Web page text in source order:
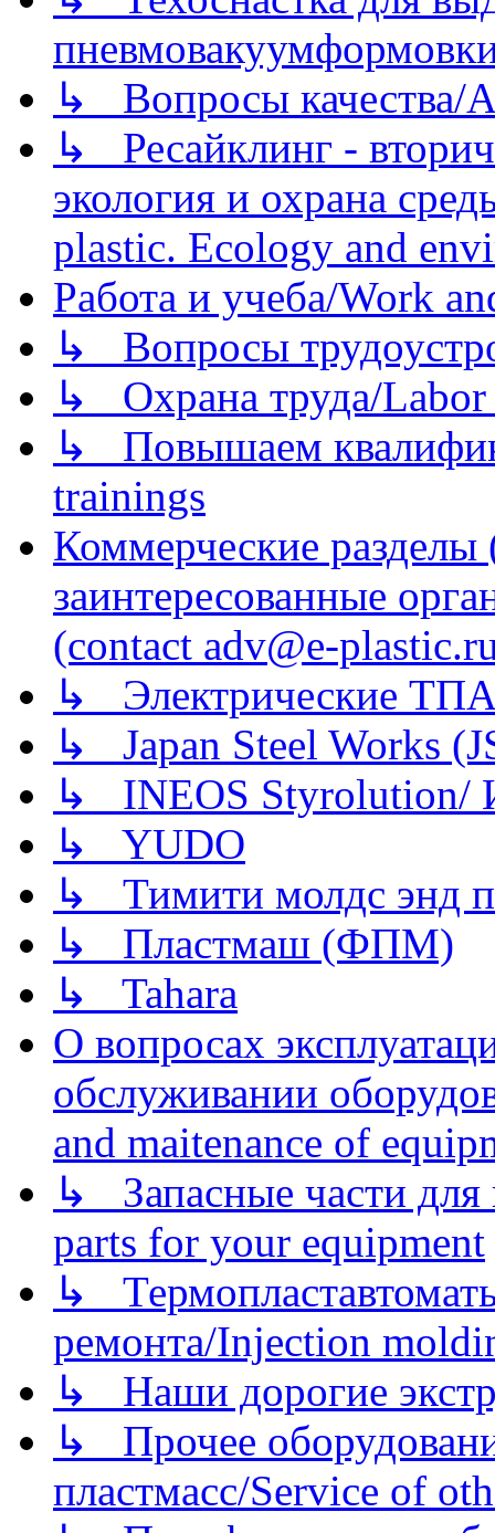
↳ Вопросы качества/
↳ Ресайклинг -
экология и охрана
plastic. Ecology and
Работа и учеба/Work
↳ Вопросы
↳ Охрана труда/Labor
↳ Повышаем
trainings
Коммерческие
заинтересованные
(contact adv@e-
↳ Электрические
↳ Japan Steel Works
↳ INEOS
↳ YUDO
↳ Тимити молдс энд
↳ Пластмаш (ФПМ)
↳ Tahara
О вопросах
обслуживании
and maitenance of
↳ Запасные части для
parts for your equipment
↳
ремонта/Injection
↳ Наши дорогие
↳ Прочее
пластмасс/Service of